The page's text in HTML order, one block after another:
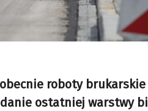
roboty brukarskie
ostatniej warstwy